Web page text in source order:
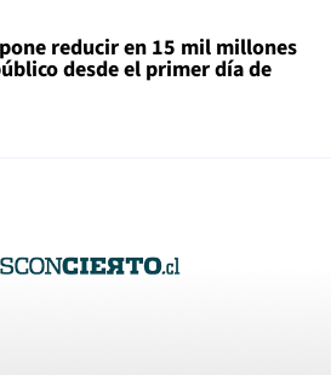
reducir en 15 mil millones
desde el primer día de